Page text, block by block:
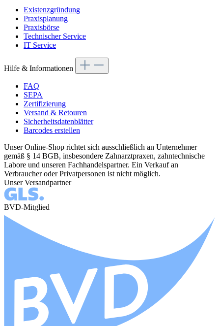
Existenzgründung
Praxisplanung
Praxisbörse
Technischer Service
IT Service
Hilfe & Informationen
FAQ
SEPA
Zertifizierung
Versand & Retouren
Sicherheitsdatenblätter
Barcodes erstellen
Unser Online-Shop richtet sich ausschließlich an Unternehmer
gemäß § 14 BGB, insbesondere Zahnarztpraxen, zahntechnische
Labore und unseren Fachhandelspartner. Ein Verkauf an
Verbraucher oder Privatpersonen ist nicht möglich.
Unser Versandpartner
BVD-Mitglied